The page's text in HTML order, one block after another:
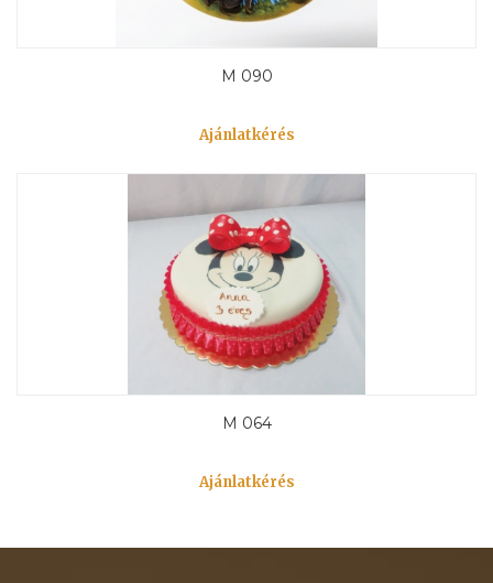
M 090
Ajánlatkérés
M 064
Ajánlatkérés